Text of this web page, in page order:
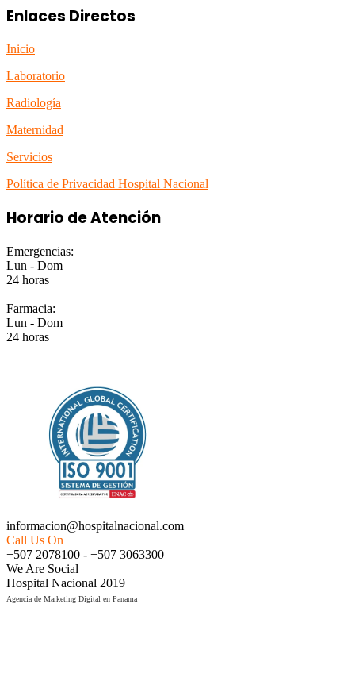
Enlaces Directos
Inicio
Laboratorio
Radiología
Maternidad
Servicios
Política de Privacidad Hospital Nacional
Horario de Atención
Emergencias:
Lun - Dom
24 horas
Farmacia:
Lun - Dom
24 horas
informacion@hospitalnacional.com
Call Us On
+507 2078100 - +507 3063300
We Are Social
Hospital Nacional 2019
Agencia de Marketing Digital en Panama